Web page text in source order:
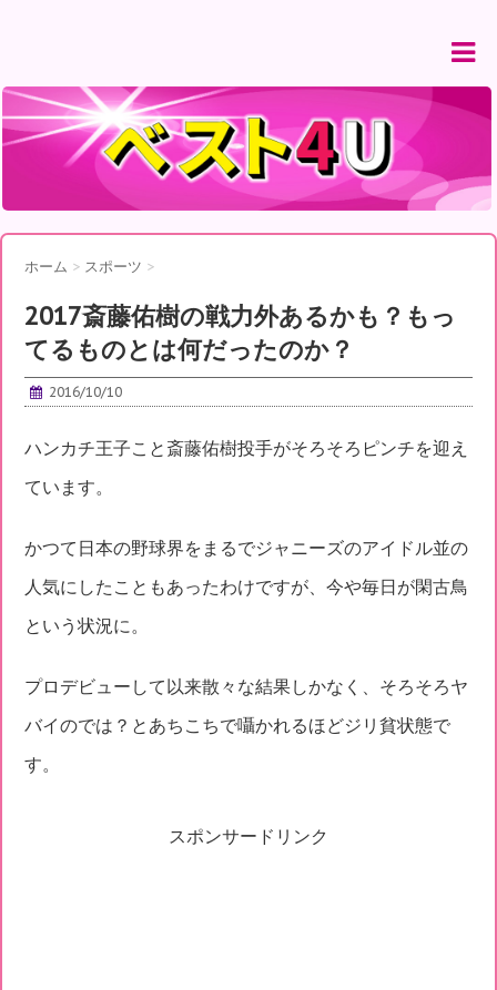
ホーム > スポーツ >
2017斎藤佑樹の戦力外あるかも？もっ
てるものとは何だったのか？
2016/10/10
ハンカチ王子こと斎藤佑樹投手がそろそろピンチを迎え
ています。
かつて日本の野球界をまるでジャニーズのアイドル並の
人気にしたこともあったわけですが、今や毎日が閑古鳥
という状況に。
プロデビューして以来散々な結果しかなく、そろそろヤ
バイのでは？とあちこちで囁かれるほどジリ貧状態で
す。
スポンサードリンク